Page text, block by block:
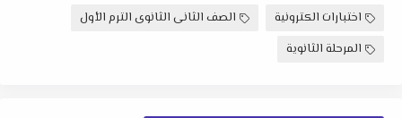
اختبارات الكترونية
الصف الثانى الثانوى الترم الأول
المرحلة الثانوية